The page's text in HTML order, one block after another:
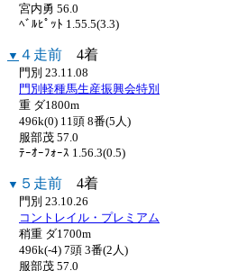
宮内勇 56.0
ﾍﾞﾙﾋﾟｯﾄ 1.55.5(3.3)
▼ ４走前 4着
門別 23.11.08
門別軽種馬生産振興会特別
重 ダ1800m
496k(0) 11頭 8番(5人)
服部茂 57.0
ﾃｰｵｰﾌｫｰｽ 1.56.3(0.5)
▼ ５走前 4着
門別 23.10.26
コントレイル・プレミアム
稍重 ダ1700m
496k(-4) 7頭 3番(2人)
服部茂 57.0